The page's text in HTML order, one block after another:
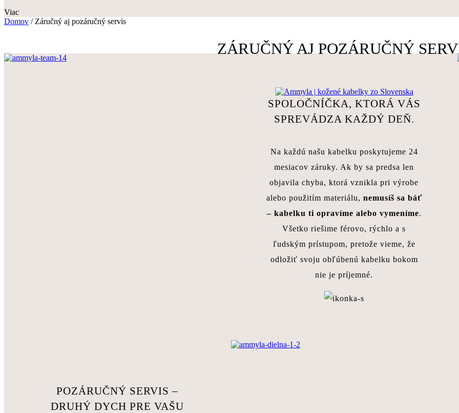
Viac
Domov / Záručný aj pozáručný servis
ZÁRUČNÝ AJ POZÁRUČNÝ
SPOLOČNÍČKA, KTORÁ VÁS
SPREVÁDZA KAŽDÝ DEŇ.
Na každú našu kabelku poskytujeme 24
mesiacov záruky. Ak by sa predsa len
objavila chyba, ktorá vznikla pri výrobe
alebo použitím materiálu, nemusíš sa báť
– kabelku ti opravíme alebo vymeníme.
Všetko riešime férovo, rýchlo a s
ľudským prístupom, pretože vieme, že
odložiť svoju obľúbenú kabelku bokom
nie je príjemné.
POZÁRUČNÝ SERVIS –
DRUHÝ DYCH PRE VAŠU